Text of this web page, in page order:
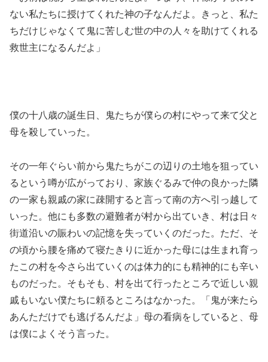
ない私たちに授けてくれた神の子なんだよ。きっと、私た
ちだけじゃなくて鬼に苦しむ世の中の人々を助けてくれる
救世主になるんだよ」
僕の十八歳の誕生日、鬼たちが僕らの村にやって来て父と
母を殺していった。
その一年ぐらい前から鬼たちがこの辺りの土地を狙ってい
るという噂が広がっており、家族ぐるみで仲の良かった隣
の一家も親戚の家に疎開すると言って南の方へ引っ越して
いった。他にも多数の避難者が村から出ていき、村は日々
街道沿いの賑わいの記憶を失っていくのだった。ただ、そ
の頃から腰を痛めて寝たきりに近かった母には生まれ育っ
たこの村を今さら出ていくのは体力的にも精神的にも辛い
ものだった。そもそも、村を出て行ったところで近しい親
戚もいない僕たちに頼るところはなかった。「鬼が来たら
あんただけでも逃げるんだよ」母の看病をしていると、母
は僕によくそう言った。